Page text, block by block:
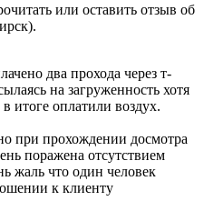
или оставить отзыв об
два прохода через т-
на загруженность хотя
итоге оплатили воздух.
при прохождении досмотра
поражена отсутствием
жаль что один человек
к клиенту